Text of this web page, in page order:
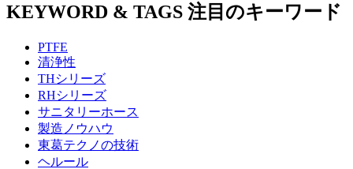
KEYWORD & TAGS 注目のキーワード
PTFE
清浄性
THシリーズ
RHシリーズ
サニタリーホース
製造ノウハウ
東葛テクノの技術
ヘルール